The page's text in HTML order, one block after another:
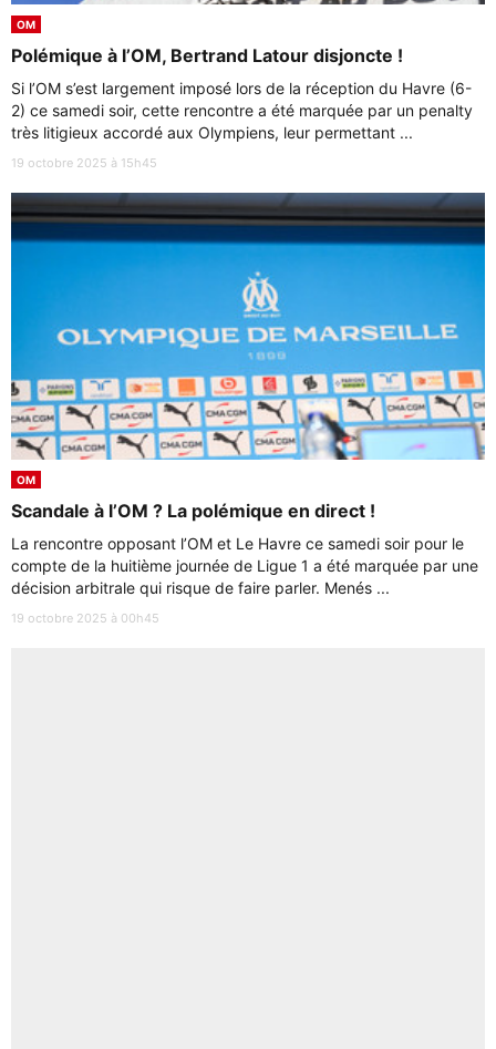
OM
Polémique à l’OM, Bertrand Latour disjoncte !
Si l’OM s’est largement imposé lors de la réception du Havre (6-
2) ce samedi soir, cette rencontre a été marquée par un penalty
très litigieux accordé aux Olympiens, leur permettant ...
19 octobre 2025 à 15h45
OM
Scandale à l’OM ? La polémique en direct !
La rencontre opposant l’OM et Le Havre ce samedi soir pour le
compte de la huitième journée de Ligue 1 a été marquée par une
décision arbitrale qui risque de faire parler. Menés ...
19 octobre 2025 à 00h45